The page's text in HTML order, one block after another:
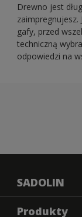
Drewno jest
zaimpregnujesz.
gafy, przed
techniczną
odpowiedzi na
SADOLIN
O nas
Produkty